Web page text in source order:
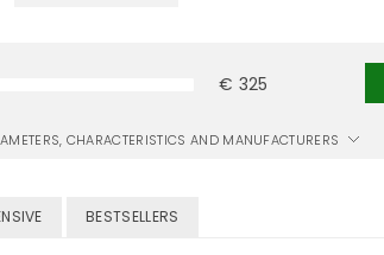
€ 325
CHARACTERISTICS AND MANUFACTURERS
BESTSELLERS